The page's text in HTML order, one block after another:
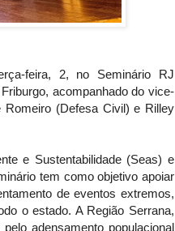
feira, 2, no Seminário RJ
acompanhado do vice-
Romeiro (Defesa Civil) e Rilley
e Sustentabilidade (Seas) e
tem como objetivo apoiar
de eventos extremos,
o estado. A Região Serrana,
adensamento populacional